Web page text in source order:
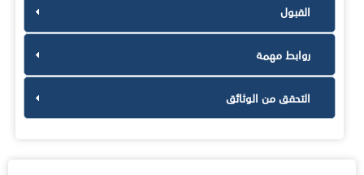
القبول
روابط مهمة
التحقق من الوثائق